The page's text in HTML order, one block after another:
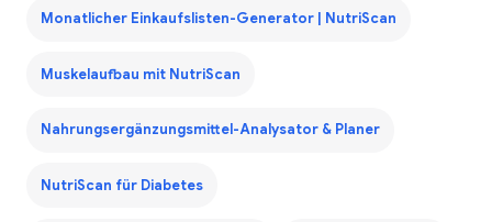
Monatlicher Einkaufslisten-Generator | NutriScan
Muskelaufbau mit NutriScan
Nahrungsergänzungsmittel-Analysator & Planer
NutriScan für Diabetes